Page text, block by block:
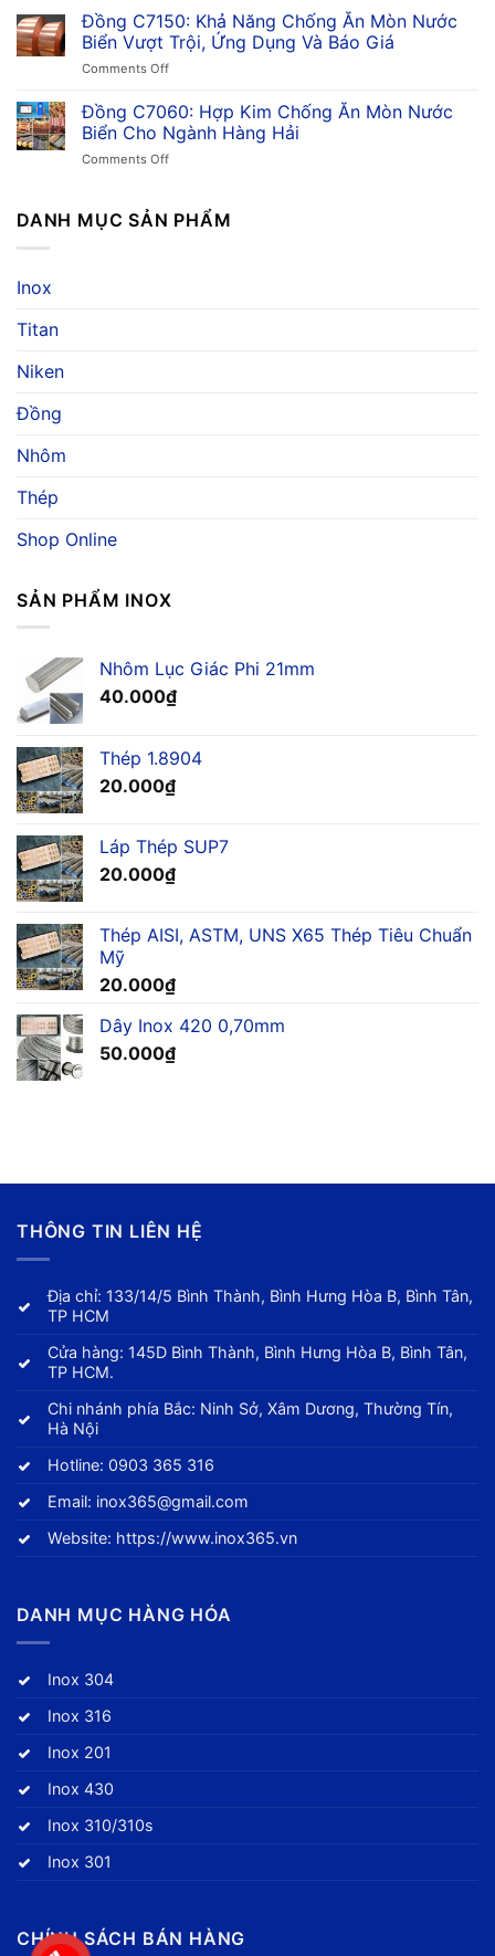
Trong
Công
Hợp
Kim
Đồng
Ứng
Dụng
C7351:
Hợp
Kim
Đồng
Ăn
Mòn,
Ứng
Hàng
Đồng C7150: Khả Năng Chống Ăn Mòn Nước
Biển Vượt Trội, Ứng Dụng Và Báo Giá
Comments Offon
C7150:
Khả
Năng
Chống
Nước
Đồng C7060: Hợp Kim Chống Ăn Mòn Nước
Biển Cho Ngành Hàng Hải
Comments Offon
Hợp
DANH MỤC SẢN PHẨM
Inox
Titan
Niken
Đồng
Nhôm
Thép
Shop Online
SẢN PHẨM INOX
Nhôm Lục Giác Phi 21mm
40.000₫
Thép 1.8904
20.000₫
Láp Thép SUP7
20.000₫
Thép AISI, ASTM, UNS X65 Thép Tiêu Chuẩn
Mỹ
20.000₫
Dây Inox 420 0,70mm
50.000₫
THÔNG TIN LIÊN HỆ
Địa chỉ: 133/14/5 Bình Thành, Bình Hưng Hòa B, Bình Tân,
TP HCM
Cửa hàng: 145D Bình Thành, Bình Hưng Hòa B, Bình Tân,
TP HCM.
Chi nhánh phía Bắc: Ninh Sở, Xâm Dương, Thường Tín,
Hà Nội
Hotline:0903 365 316
Email: inox365@gmail.com
Website: https://www.inox365.vn
DANH MỤC HÀNG HÓA
Inox 304
Inox 316
Inox 201
Inox 430
Inox 310/310s
Inox 301
CHÍNH SÁCH BÁN HÀNG